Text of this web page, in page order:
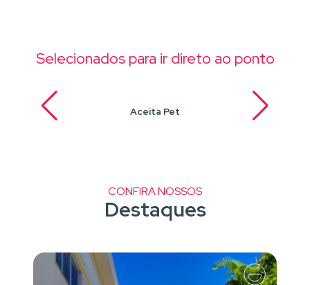
Selecionados para ir direto ao ponto
Aceita Pet
CONFIRA NOSSOS
Destaques